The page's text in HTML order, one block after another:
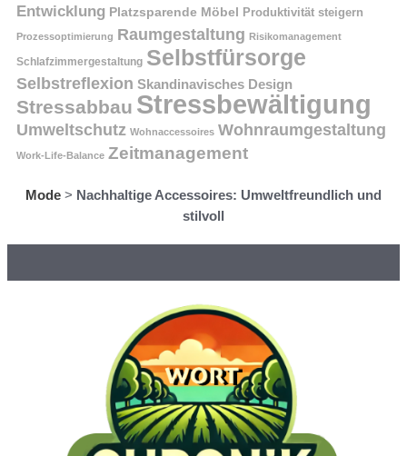
Entwicklung Platzsparende Möbel Produktivität steigern
Prozessoptimierung Raumgestaltung Risikomanagement
Schlafzimmergestaltung Selbstfürsorge
Selbstreflexion Skandinavisches Design
Stressabbau Stressbewältigung
Umweltschutz Wohnaccessoires Wohnraumgestaltung
Work-Life-Balance Zeitmanagement
Mode > Nachhaltige Accessoires: Umweltfreundlich und
stilvoll